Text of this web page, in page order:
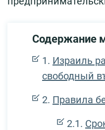
Содержание
Израиль
свободный
Правила